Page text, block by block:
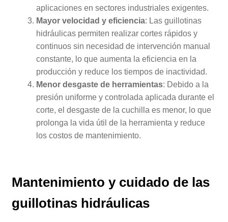
aplicaciones en sectores industriales exigentes.
Mayor velocidad y eficiencia: Las guillotinas
hidráulicas permiten realizar cortes rápidos y
continuos sin necesidad de intervención manual
constante, lo que aumenta la eficiencia en la
producción y reduce los tiempos de inactividad.
Menor desgaste de herramientas: Debido a la
presión uniforme y controlada aplicada durante el
corte, el desgaste de la cuchilla es menor, lo que
prolonga la vida útil de la herramienta y reduce
los costos de mantenimiento.
Mantenimiento y cuidado de las
guillotinas hidráulicas